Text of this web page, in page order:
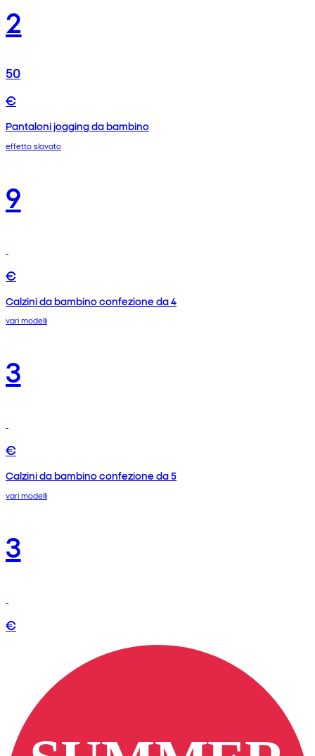
2
50
€
Pantaloni jogging da bambino
effetto slavato
9
€
Calzini da bambino confezione da 4
vari modelli
3
€
Calzini da bambino confezione da 5
vari modelli
3
€